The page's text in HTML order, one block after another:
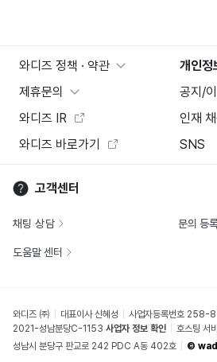
와디즈 정책 · 약관
개인정
제휴문의
공지/
와디즈 IR
인재
와디즈 바로가기
SNS
고객센터
채팅 상담 문의 등
도움말 센터
와디즈 ㈜ 대표이사 신혜성 사업자등록번호
2021-성남분당C-1153 사업자 정보 확인 호스팅 서
성남시 분당구 판교로 242 PDC A동 402호
©